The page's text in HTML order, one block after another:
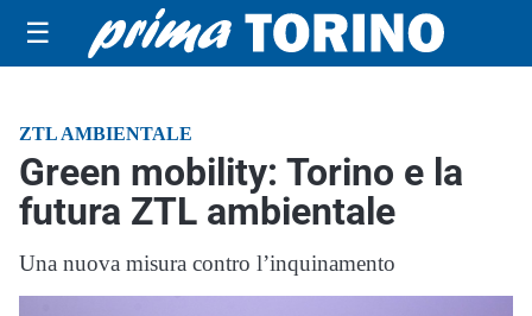
☰
ZTL AMBIENTALE
Green mobility: Torino e la
futura ZTL ambientale
Una nuova misura contro l’inquinamento